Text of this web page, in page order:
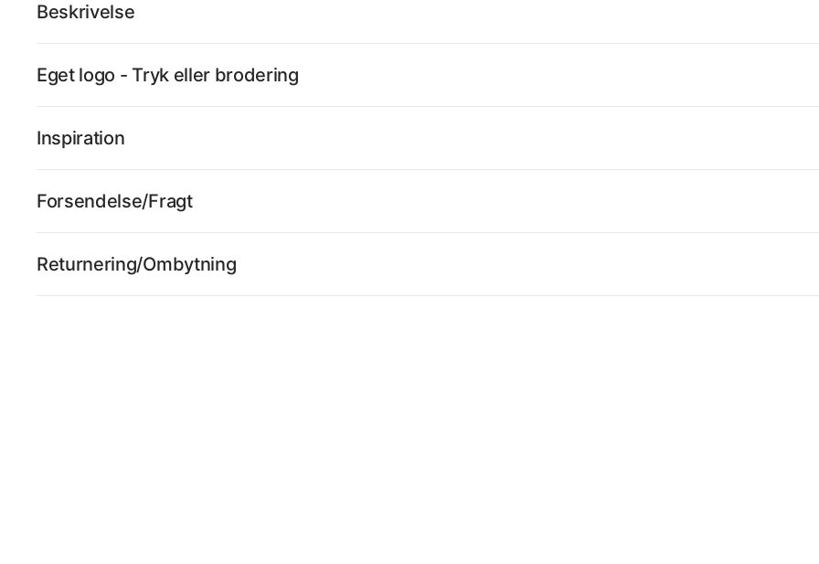
Beskrivelse
Eget logo - Tryk eller brodering
Inspiration
Forsendelse/Fragt
Returnering/Ombytning